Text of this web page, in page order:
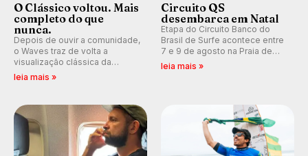
O Clássico voltou. Mais
completo do que
nunca.
Depois de ouvir a comunidade,
o Waves traz de volta a
visualização clássica da
previsão de águas rasas,
ondas para até 16 dias.
leia mais »
Circuito QS
desembarca em Natal
Etapa do Circuito Banco do
Brasil de Surfe acontece entre
7 e 9 de agosto na Praia de
Miami (RN), em disputas
leia mais »